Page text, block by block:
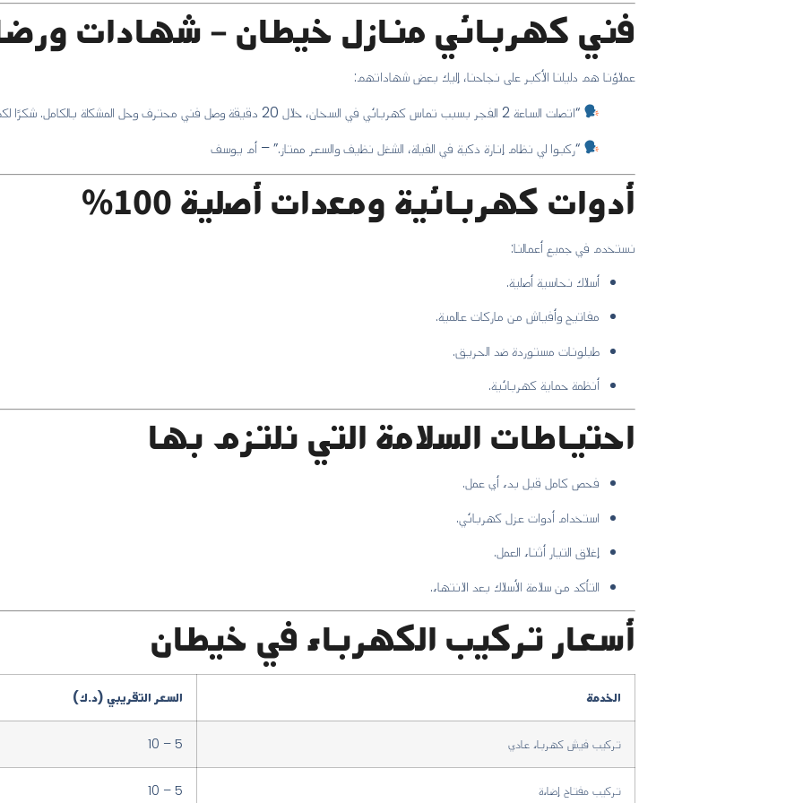
فني كهربائي منازل خيطان – شهادات ورضا
عملاؤنا هم دليلنا الأكبر على نجاحنا، إليك بعض شهاداتهم:
“اتصلت الساعة 2 الفجر بسبب تماس كهربائي في السخان، خلال 20 دقيقة وصل فني محترف وحل المشكلة بالكامل. شكرًا لكم!” – أبو فيصل
“ركبوا لي نظام إنارة ذكية في الفيلة، الشغل نظيف والسعر ممتاز.” – أم يوسف
أدوات كهربائية ومعدات أصلية 100%
نستخدم في جميع أعمالنا:
أسلاك نحاسية أصلية.
مفاتيح وأفياش من ماركات عالمية.
طبلونات مستوردة ضد الحريق.
أنظمة حماية كهربائية.
احتياطات السلامة التي نلتزم بها
فحص كامل قبل بدء أي عمل.
استخدام أدوات عزل كهربائي.
إغلاق التيار أثناء العمل.
التأكد من سلامة الأسلاك بعد الانتهاء.
أسعار تركيب الكهرباء في خيطان
الخدمة السعر التقريبي (د.ك)
تركيب فيش كهرباء عادي 5 – 10
تركيب مفتاح إضاءة 5 – 10